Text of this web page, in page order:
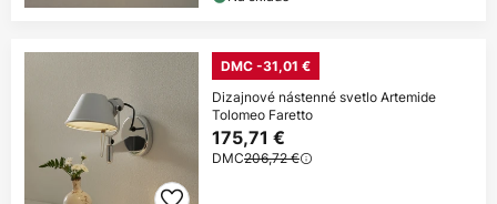
DMC -31,01 €
Dizajnové nástenné svetlo Artemide
Tolomeo Faretto
175,71 €
DMC206,72 €